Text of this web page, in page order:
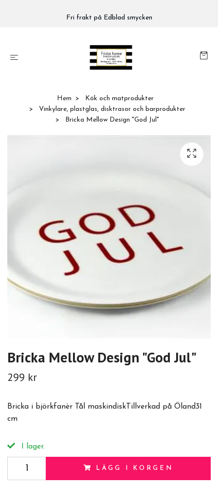
Fri frakt på Edblad smycken
Hem
Kök och matprodukter
Vinkylare, plastglas, disktrasor och barprodukter
Bricka Mellow Design "God Jul"
Bricka Mellow Design "God Jul"
299 kr
Bricka i björkfanèr Tål maskindiskTillverkad på Öland31
cm
I lager.
LÄGG I KORGEN